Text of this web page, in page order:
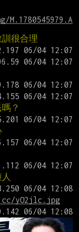
很合理
？
yO2jlc.jpg